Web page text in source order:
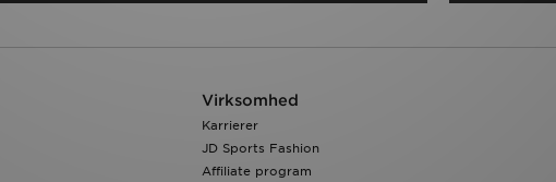
Virksomhed
Karrierer
JD Sports Fashion
Affiliate program